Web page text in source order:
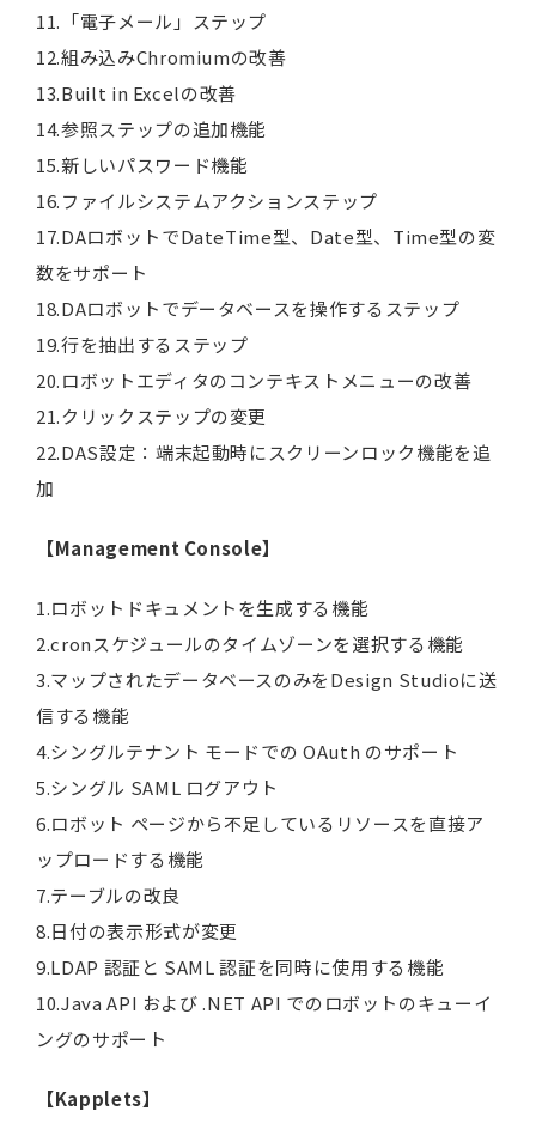
11.「電子メール」ステップ
12.組み込みChromiumの改善
13.Built in Excelの改善
14.参照ステップの追加機能
15.新しいパスワード機能
16.ファイルシステムアクションステップ
17.DAロボットでDateTime型、Date型、Time型の変
数をサポート
18.DAロボットでデータベースを操作するステップ
19.行を抽出するステップ
20.ロボットエディタのコンテキストメニューの改善
21.クリックステップの変更
22.DAS設定：端末起動時にスクリーンロック機能を追
加
【Management Console】
1.ロボットドキュメントを生成する機能
2.cronスケジュールのタイムゾーンを選択する機能
3.マップされたデータベースのみをDesign Studioに送
信する機能
4.シングルテナント モードでの OAuth のサポート
5.シングル SAML ログアウト
6.ロボット ページから不足しているリソースを直接ア
ップロードする機能
7.テーブルの改良
8.日付の表示形式が変更
9.LDAP 認証と SAML 認証を同時に使用する機能
10.Java API および .NET API でのロボットのキューイ
ングのサポート
【Kapplets】